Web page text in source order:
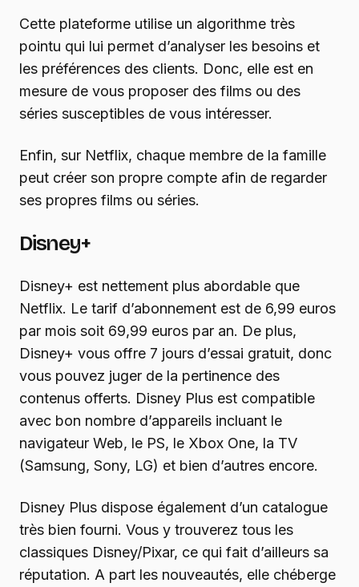
Cette plateforme utilise un algorithme très
pointu qui lui permet d’analyser les besoins et
les préférences des clients. Donc, elle est en
mesure de vous proposer des films ou des
séries susceptibles de vous intéresser.
Enfin, sur Netflix, chaque membre de la famille
peut créer son propre compte afin de regarder
ses propres films ou séries.
Disney+
Disney+ est nettement plus abordable que
Netflix. Le tarif d’abonnement est de 6,99 euros
par mois soit 69,99 euros par an. De plus,
Disney+ vous offre 7 jours d’essai gratuit, donc
vous pouvez juger de la pertinence des
contenus offerts. Disney Plus est compatible
avec bon nombre d’appareils incluant le
navigateur Web, le PS, le Xbox One, la TV
(Samsung, Sony, LG) et bien d’autres encore.
Disney Plus dispose également d’un catalogue
très bien fourni. Vous y trouverez tous les
classiques Disney/Pixar, ce qui fait d’ailleurs sa
réputation. A part les nouveautés, elle chéberge